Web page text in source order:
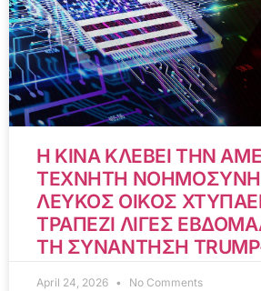
Η ΚΙΝΑ ΚΛΕΒΕΙ ΤΗΝ
ΤΕΧΝΗΤΗ ΝΟΗΜΟΣΥΝΗ
ΛΕΥΚΟΣ ΟΙΚΟΣ
ΤΡΑΠΕΖΙ ΛΙΓΕΣ
ΤΗ ΣΥΝΑΝΤΗΣΗ
April 24, 2026 No Comments